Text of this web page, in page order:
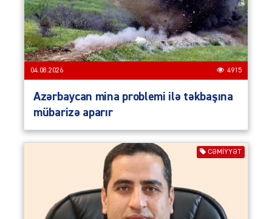
04.08.2026 4915
Azərbaycan mina problemi ilə təkbaşına
mübarizə aparır
CƏMIYYƏT